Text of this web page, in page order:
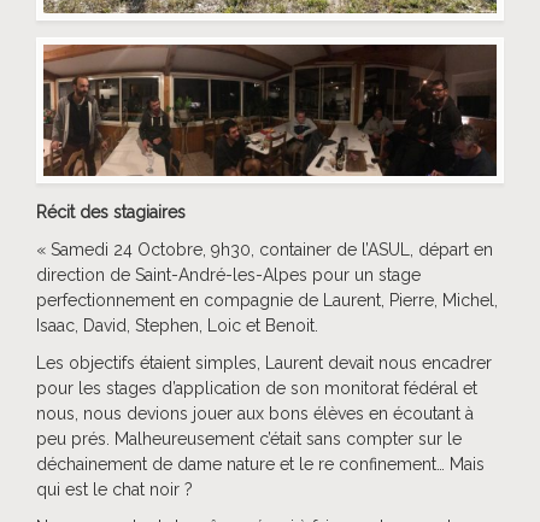
Récit des stagiaires
« Samedi 24 Octobre, 9h30, container de l’ASUL, départ en
direction de Saint-André-les-Alpes pour un stage
perfectionnement en compagnie de Laurent, Pierre, Michel,
Isaac, David, Stephen, Loic et Benoit.
Les objectifs étaient simples, Laurent devait nous encadrer
pour les stages d’application de son monitorat fédéral et
nous, nous devions jouer aux bons élèves en écoutant à
peu prés. Malheureusement c’était sans compter sur le
déchainement de dame nature et le re confinement… Mais
qui est le chat noir ?